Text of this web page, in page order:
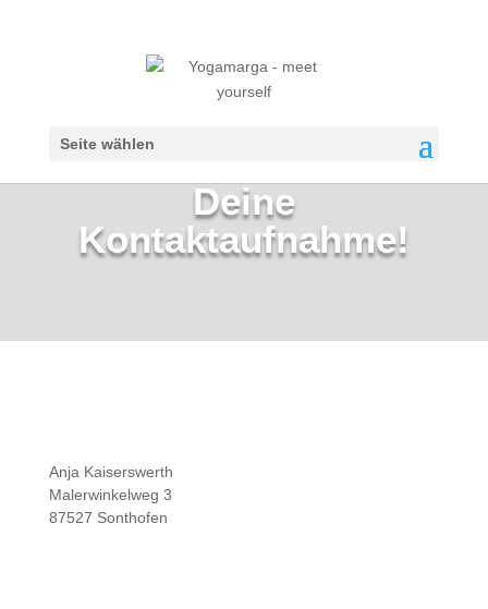
Seite wählen
Ich freue mich über
Deine
Kontaktaufnahme!
Anja Kaiserswerth
Malerwinkelweg 3
87527 Sonthofen